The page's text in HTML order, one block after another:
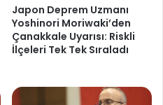
Japon Deprem Uzmanı
Yoshinori Moriwaki’den
Çanakkale Uyarısı: Riskli
İlçeleri Tek Tek Sıraladı